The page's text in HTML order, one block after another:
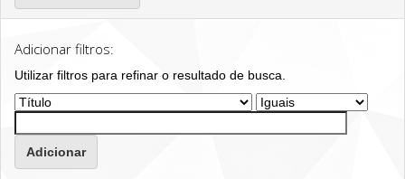
Adicionar filtros:
Utilizar filtros para refinar o resultado de busca.